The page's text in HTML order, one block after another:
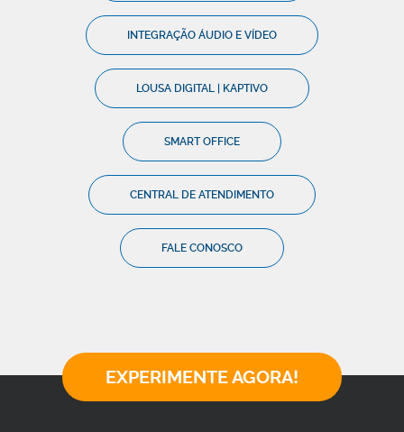
INTEGRAÇÃO ÁUDIO E VÍDEO
LOUSA DIGITAL | KAPTIVO
SMART OFFICE
CENTRAL DE ATENDIMENTO
FALE CONOSCO
EXPERIMENTE AGORA!